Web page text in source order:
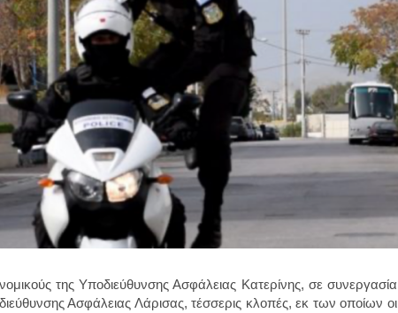
της Υποδιεύθυνσης Ασφάλειας Κατερίνης, σε συνεργασία
Ασφάλειας Λάρισας, τέσσερις κλοπές, εκ των οποίων οι